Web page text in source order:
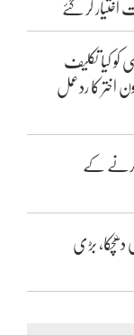
کر گئے
کو کیا تکلیف
اختر کا ردعمل
کرنے کے
دھچکا، بڑی